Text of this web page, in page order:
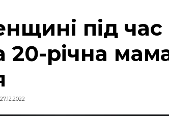
під час
20-річна